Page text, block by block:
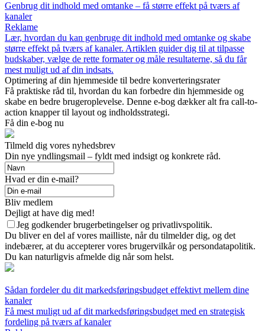
Genbrug dit indhold med omtanke – få større effekt på tværs af
kanaler
Reklame
Lær, hvordan du kan genbruge dit indhold med omtanke og skabe
større effekt på tværs af kanaler. Artiklen guider dig til at tilpasse
budskaber, vælge de rette formater og måle resultaterne, så du får
mest muligt ud af din indsats.
Optimering af din hjemmeside til bedre konverteringsrater
Få praktiske råd til, hvordan du kan forbedre din hjemmeside og
skabe en bedre brugeroplevelse. Denne e-bog dækker alt fra call-to-
action knapper til layout og indholdsstrategi.
Få din e-bog nu
Tilmeld dig vores nyhedsbrev
Din nye yndlingsmail – fyldt med indsigt og konkrete råd.
Hvad er din e-mail?
Bliv medlem
Dejligt at have dig med!
Jeg godkender brugerbetingelser og privatlivspolitik.
Du bliver en del af vores mailliste, når du tilmelder dig, og det
indebærer, at du accepterer vores brugervilkår og persondatapolitik.
Du kan naturligvis afmelde dig når som helst.
Sådan fordeler du dit markedsføringsbudget effektivt mellem dine
kanaler
Få mest muligt ud af dit markedsføringsbudget med en strategisk
fordeling på tværs af kanaler